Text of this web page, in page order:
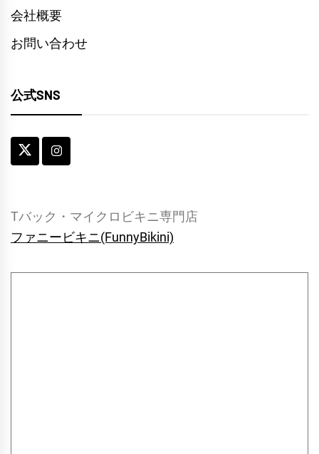
会社概要
お問い合わせ
公式SNS
Tバック・マイクロビキニ専門店
ファニービキニ(FunnyBikini)